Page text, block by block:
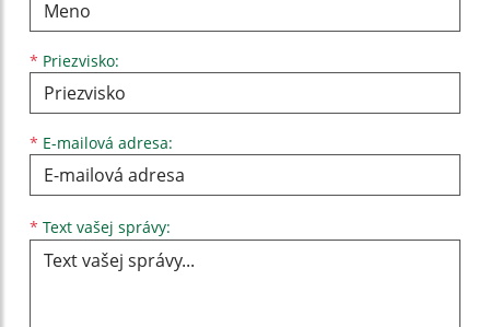
* Priezvisko:
* E-mailová adresa:
* Text vašej správy: